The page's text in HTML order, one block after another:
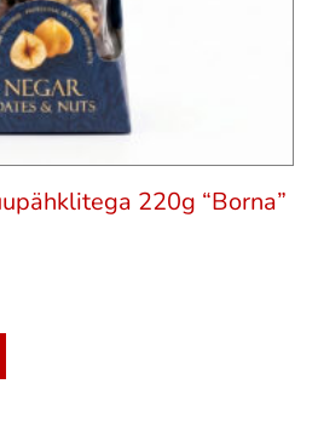
220g “Borna”